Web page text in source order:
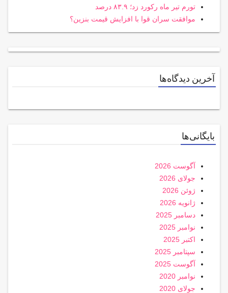
تورم تیر ماه رکورد زد؛ ۸۳.۹ درصد
موافقت سران قوا با افزایش قیمت بنزین؟
آخرین دیدگاه‌ها
بایگانی‌ها
آگوست 2026
جولای 2026
ژوئن 2026
ژانویه 2026
دسامبر 2025
نوامبر 2025
اکتبر 2025
سپتامبر 2025
آگوست 2025
نوامبر 2020
جولای 2020